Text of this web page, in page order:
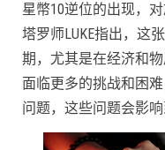
星幣10逆位的出现，
塔罗师LUKE指出，这
期，尤其是在经济和
面临更多的挑战和困
问题，这些问题会影响